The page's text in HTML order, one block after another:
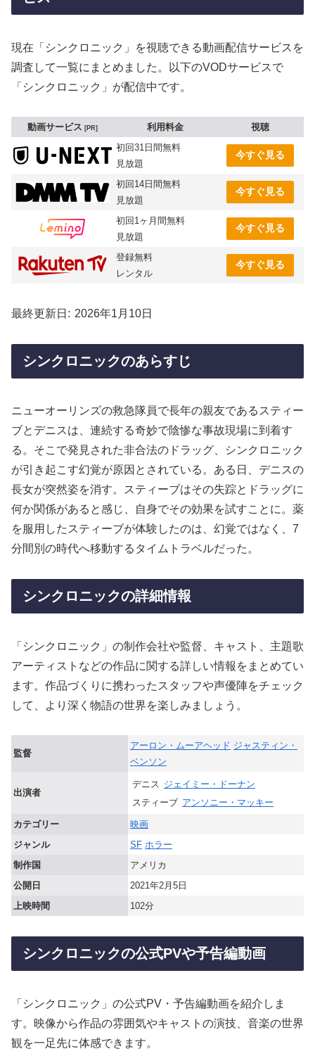
現在「シンクロニック」を視聴できる動画配信サービスを
調査して一覧にまとめました。以下のVODサービスで
「シンクロニック」が配信中です。
動画サービス PR 利用料金
視聴
初回31日間無料
見放題
今すぐ見る
初回14日間無料
見放題
今すぐ見る
初回1ヶ月間無料
見放題
今すぐ見る
登録無料
レンタル
今すぐ見る
最終更新日 2026年1月10日
シンクロニックのあらすじ
ニューオーリンズの救急隊員で長年の親友であるスティー
ブとデニスは、連続する奇妙で陰惨な事故現場に到着す
る。そこで発見された非合法のドラッグ、シンクロニック
が引き起こす幻覚が原因とされている。ある日、デニスの
長女が突然姿を消す。スティーブはその失踪とドラッグに
何か関係があると感じ、自身でその効果を試すことに。薬
を服用したスティーブが体験したのは、幻覚ではなく、7
分間別の時代へ移動するタイムトラベルだった。
シンクロニックの詳細情報
「シンクロニック」の制作会社や監督、キャスト、主題歌
アーティストなどの作品に関する詳しい情報をまとめてい
ます。作品づくりに携わったスタッフや声優陣をチェック
して、より深く物語の世界を楽しみましょう。
監督
アーロン・ムーアヘッド ジャスティン・
ベンソン
出演者
デニス ジェイミー・ドーナン
スティーブ アンソニー・マッキー
カテゴリー
映画
ジャンル
SF ホラー
制作国
アメリカ
公開日
2021年2月5日
上映時間
102分
シンクロニックの公式PVや予告編動画
「シンクロニック」の公式PV・予告編動画を紹介しま
す。映像から作品の雰囲気やキャストの演技、音楽の世界
観を一足先に体感できます。